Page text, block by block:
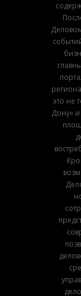
это не
Дону» и